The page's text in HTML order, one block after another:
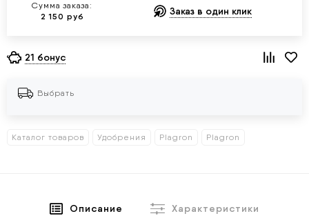
Сумма заказа:
2 150 руб Заказ в один клик
21 бонус
Выбрать
Каталог товаров Удобрения Plagron Plagron
Описание
Характеристики